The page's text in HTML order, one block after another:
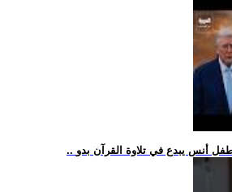
أنس يبدع في تلاوة القرآن بدو